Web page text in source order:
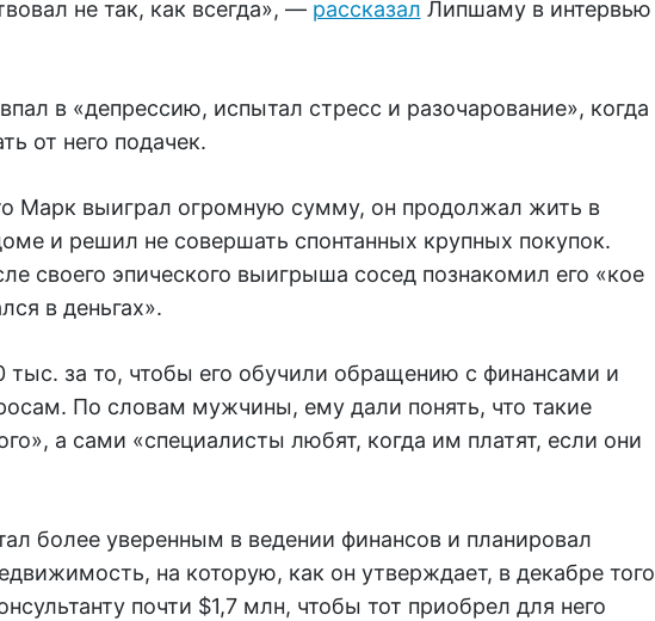
не так, как всегда», — рассказал Липшаму в интервью
в «депрессию, испытал стресс и разочарование», когда
от него подачек.
Марк выиграл огромную сумму, он продолжал жить в
и решил не совершать спонтанных крупных покупок.
своего эпического выигрыша сосед познакомил его «кое
в деньгах».
тыс. за то, чтобы его обучили обращению с финансами и
По словам мужчины, ему дали понять, что такие
а сами «специалисты любят, когда им платят, если они
более уверенным в ведении финансов и планировал
на которую, как он утверждает, в декабре того
почти $1,7 млн, чтобы тот приобрел для него